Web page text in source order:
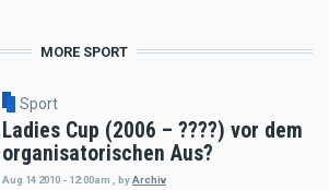
MORE SPORT
Sport
Ladies Cup (2006 – ????) vor dem
organisatorischen Aus?
Aug 14 2010 - 12:00am , byArchiv